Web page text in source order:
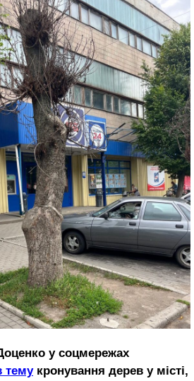
у соцмережах
темукронування дерев у місті,